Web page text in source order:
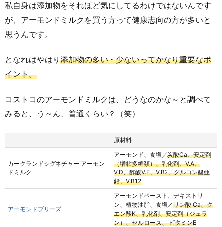
私自身は添加物をそれほど気にしてるわけではないんです
が、アーモンドミルクを買う方って健康志向の方が多いと
思うんです。
となればやはり 添加物の多い・少ないってかなり重要なポ
イント。
コストコのアーモンドミルクは、どうなのかな～と調べて
みると、う～ん、普通くらい？（笑）
原材料
カークランドシグネチャー アーモン
ドミルク
アーモンド、食塩／炭酸Ca、安定剤
（増粘多糖類）、乳化剤、V.A、
V.D、酢酸V.E、V.B2、グルコン酸亜
鉛、V.B12
アーモンドブリーズ
‎アーモンドペースト、デキストリ
ン、植物油脂、食塩／リン酸 Ca、ク
エン酸K、乳化剤、安定剤（ジェラ
ン）、セルロース、 ビタミンE